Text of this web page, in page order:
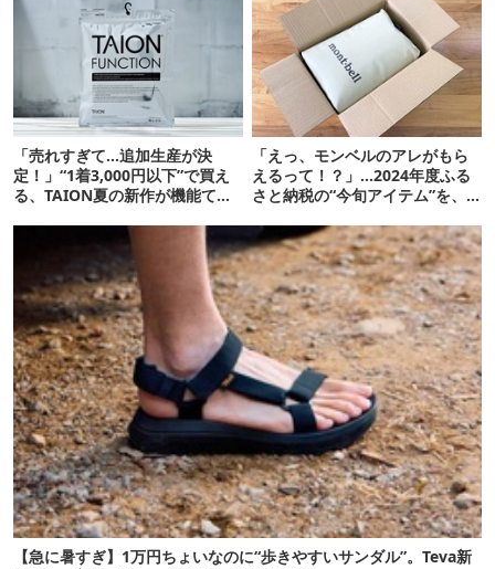
「売れすぎて…追加生産が決
定！」“1着3,000円以下”で買え
る、TAION夏の新作が機能てん
「えっ、モンベルのアレがもら
えるって！？」…2024年度ふる
さと納税の“今旬アイテム”を、
【急に暑すぎ】1万円ちょいなのに“歩きやすいサンダル”。Teva新